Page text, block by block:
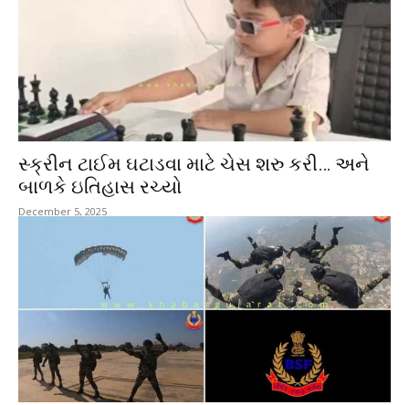
સ્ક્રીન ટાઈમ ઘટાડવા માટે ચેસ શરુ કરી… અને
બાળકે ઇતિહાસ રચ્યો
December 5, 2025